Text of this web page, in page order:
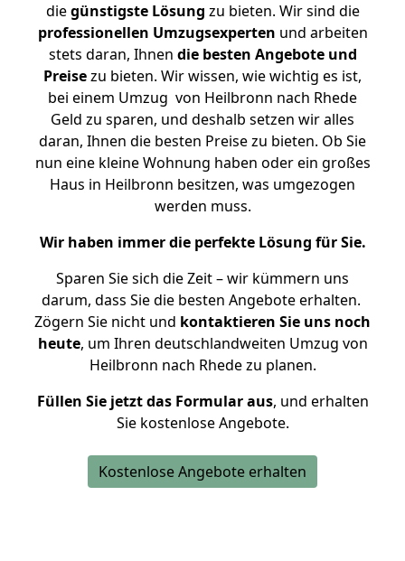
diegünstigste Lösung zu bieten. Wir sind die
professionellen Umzugsexperten und arbeiten
stets daran, Ihnen die besten Angebote und
Preisezu bieten. Wir wissen, wie wichtig es ist,
bei einem Umzug von Heilbronn nach Rhede
Geld zu sparen, und deshalb setzen wir alles
daran, Ihnen die besten Preise zu bieten. Ob Sie
nun eine kleine Wohnung haben oder ein großes
Haus in Heilbronn besitzen, was umgezogen
werden muss.
Wir haben immer die perfekte Lösung für Sie.
Sparen Sie sich die Zeit – wir kümmern uns
darum, dass Sie die besten Angebote erhalten.
Zögern Sie nicht und kontaktieren Sie uns noch
heute, um Ihren deutschlandweiten Umzug von
Heilbronn nach Rhede zu planen.
Füllen Sie jetzt das Formular aus, und erhalten
Sie kostenlose Angebote.
Kostenlose Angebote erhalten